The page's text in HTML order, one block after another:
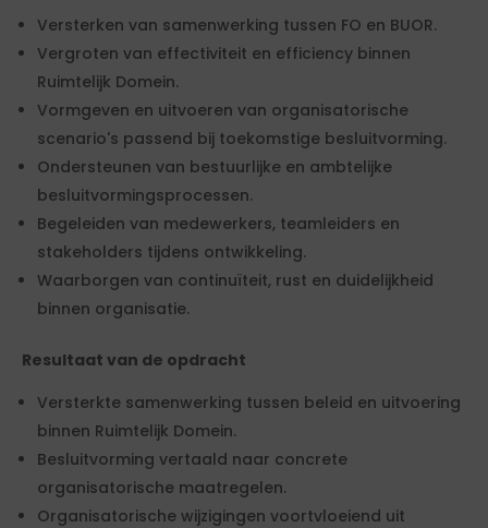
Versterken van samenwerking tussen FO en BUOR.
Vergroten van effectiviteit en efficiency binnen
Ruimtelijk Domein.
Vormgeven en uitvoeren van organisatorische
scenario's passend bij toekomstige besluitvorming.
Ondersteunen van bestuurlijke en ambtelijke
besluitvormingsprocessen.
Begeleiden van medewerkers, teamleiders en
stakeholders tijdens ontwikkeling.
Waarborgen van continuïteit, rust en duidelijkheid
binnen organisatie.
Resultaat van de opdracht
Versterkte samenwerking tussen beleid en uitvoering
binnen Ruimtelijk Domein.
Besluitvorming vertaald naar concrete
organisatorische maatregelen.
Organisatorische wijzigingen voortvloeiend uit